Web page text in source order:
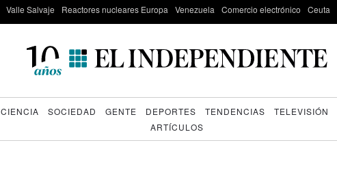
Valle Salvaje Reactores nucleares Europa Venezuela Comercio electrónico Ceuta
CIENCIA SOCIEDAD GENTE DEPORTES TENDENCIAS TELEVISIÓN
ARTÍCULOS